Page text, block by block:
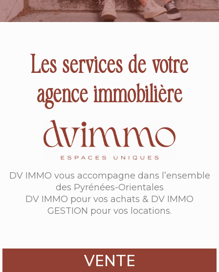
Les services de votre
agence immobilière
DV IMMO vous accompagne dans l’ensemble
des Pyrénées-Orientales
DV IMMO pour vos achats & DV IMMO
GESTION pour vos locations.
VENTE